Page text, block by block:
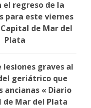
el regreso de la
para este viernes
de Mar del
Plata
lesiones graves al
geriátrico que
ancianas « Diario
de Mar del Plata